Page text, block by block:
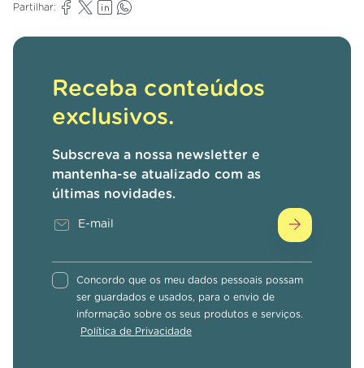
Partilhar:
Receba conteúdos
exclusivos.
Subscreva a nossa newsletter e
mantenha-se atualizado com as
últimas novidades.
Concordo que os meu dados pessoais possam
ser guardados e usados, para o envio de
informação sobre os seus produtos e serviços.
Política de Privacidade